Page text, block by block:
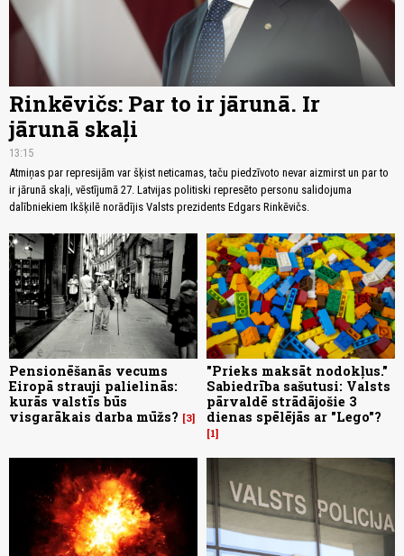
Rinkēvičs: Par to ir jārunā. Ir
jārunā skaļi
13:15
Atmiņas par represijām var šķist neticamas, taču piedzīvoto nevar aizmirst un par to
ir jārunā skaļi, vēstījumā 27. Latvijas politiski represēto personu salidojuma
dalībniekiem Ikšķilē norādījis Valsts prezidents Edgars Rinkēvičs.
Pensionēšanās vecums
Eiropā strauji palielinās:
kurās valstīs būs
visgarākais darba mūžs?
3
"Prieks maksāt nodokļus."
Sabiedrība sašutusi: Valsts
pārvaldē strādājošie 3
dienas spēlējās ar "Lego"?
1